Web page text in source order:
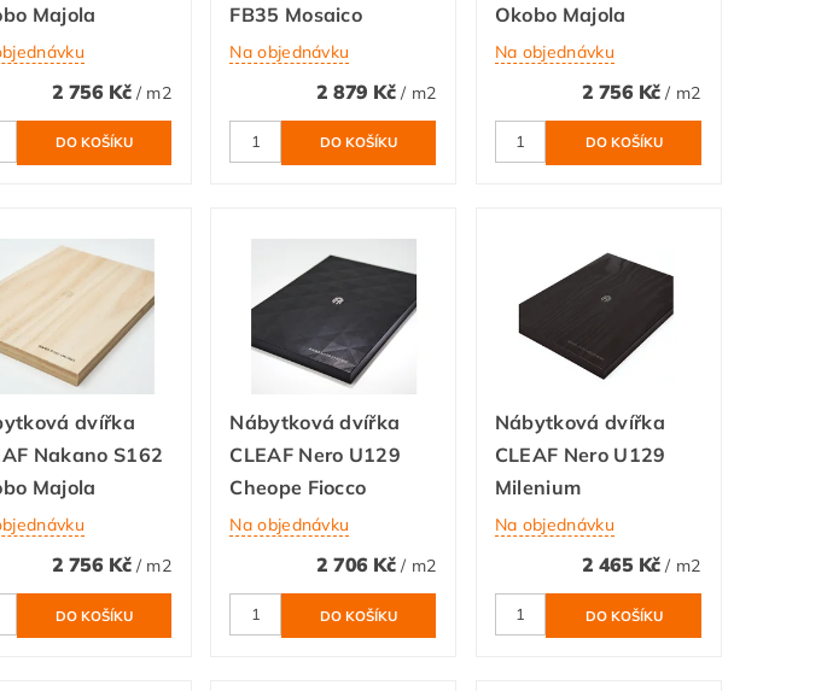
Majola
2 756 Kč / m2
FB35 Mosaico
Na objednávku
2 879 Kč / m2
Okobo Majola
Na objednávku
2 756 Kč/ m2
dvířka
Nakano S162
Majola
2 756 Kč / m2
Nábytková dvířka
CLEAF Nero U129
Cheope Fiocco
Na objednávku
2 706 Kč / m2
Nábytková dvířka
CLEAF Nero U129
Milenium
Na objednávku
2 465 Kč/ m2